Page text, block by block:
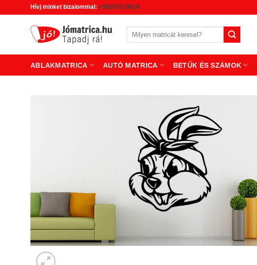
Hívj minket bizalommal: +36205718616
Keresés
ABLAKMATRICA AUTÓ MATRICA BETŰK ÉS SZÁMOK